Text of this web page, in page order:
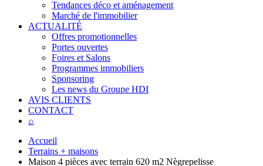
Tendances déco et aménagement
Marché de l'immobilier
ACTUALITÉ
Offres promotionnelles
Portes ouvertes
Foires et Salons
Programmes immobiliers
Sponsoring
Les news du Groupe HDI
AVIS CLIENTS
CONTACT
⌕
Accueil
Terrains + maisons
Maison 4 pièces avec terrain 620 m2 Nègrepelisse